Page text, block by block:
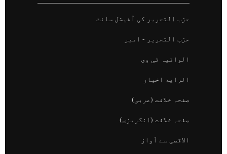
حزب التحریر کی آفیشل سائٹ
حزب التحریر - امیر
الواقیہ ٹی وی
الراية اخبار
صفحہ خلافت (عربی)
صفحہ خلافت (انگریزی)
الاقصی سے آواز